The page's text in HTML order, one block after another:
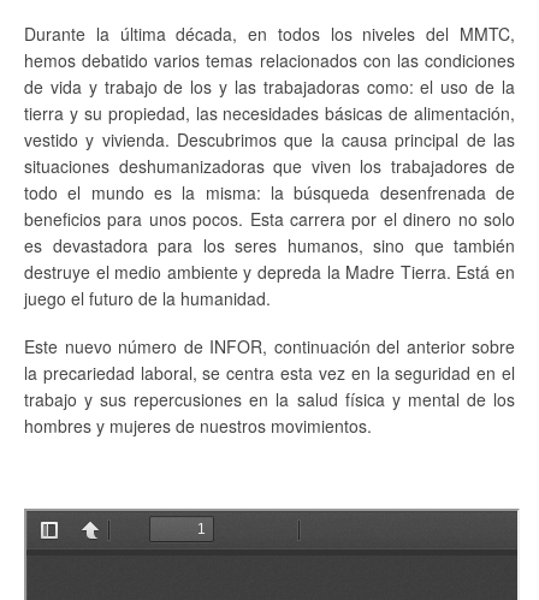
Durante la última década, en todos los niveles del MMTC,
hemos debatido varios temas relacionados con las condiciones
de vida y trabajo de los y las trabajadoras como: el uso de la
tierra y su propiedad, las necesidades básicas de alimentación,
vestido y vivienda. Descubrimos que la causa principal de las
situaciones deshumanizadoras que viven los trabajadores de
todo el mundo es la misma: la búsqueda desenfrenada de
beneficios para unos pocos. Esta carrera por el dinero no solo
es devastadora para los seres humanos, sino que también
destruye el medio ambiente y depreda la Madre Tierra. Está en
juego el futuro de la humanidad.
Este nuevo número de INFOR, continuación del anterior sobre
la precariedad laboral, se centra esta vez en la seguridad en el
trabajo y sus repercusiones en la salud física y mental de los
hombres y mujeres de nuestros movimientos.